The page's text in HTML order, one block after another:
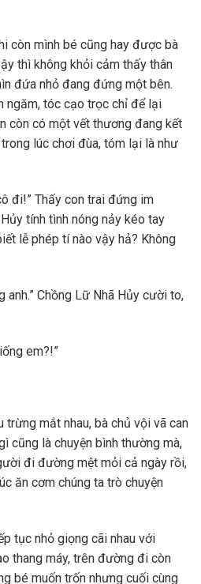
còn mình bé cũng hay được bà
thì không khỏi cảm thấy thân
đứa nhỏ đang đứng một bên.
ngăm, tóc cạo trọc chỉ để lại
còn có một vết thương đang kết
lúc chơi đùa, tóm lại là như
đi!” Thấy con trai đứng im
tính tình nóng nảy kéo tay
lễ phép tí nào vậy hả? Không
anh.” Chồng Lữ Nhã Hủy cười to,
em?!”
mắt nhau, bà chủ vội vã can
cũng là chuyện bình thường mà,
đi đường mệt mỏi cả ngày rồi,
ăn cơm chúng ta trò chuyện
tục nhỏ giọng cãi nhau với
thang máy, trên đường đi còn
bé muốn trốn nhưng cuối cùng